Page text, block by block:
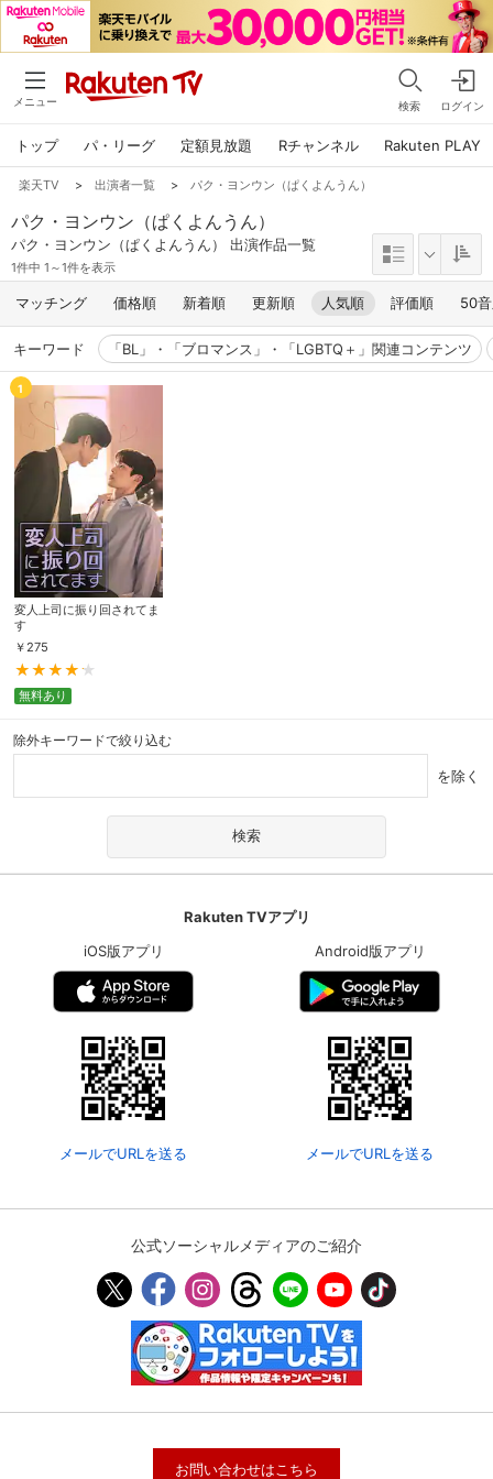
メニュー 検索 ログイン
トップ パ・リーグ 定額見放題 Rチャンネル Rakuten PLAY
楽天TV > 出演者一覧 > パク・ヨンウン（ぱくよんうん）
パク・ヨンウン（ぱくよんうん）
パク・ヨンウン（ぱくよんうん） 出演作品一覧
1件中 1～1件を表示
マッチング 価格順 新着順 更新順 人気順 評価順 50
キーワード 「BL」・「ブロマンス」・「LGBTQ＋」関連コンテンツ
1
変人上司に振り回されてま
す
￥ 275
無料あり
除外キーワードで絞り込む
を除く
Rakuten TVアプリ
iOS版アプリ
メールでURLを送る
Android版アプリ
メールでURLを送る
公式ソーシャルメディアのご紹介
お問い合わせはこちら